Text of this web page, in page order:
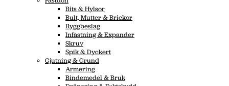
Bits & Hylsor
Bult, Mutter & Brickor
Byggbeslag
Infästning & Expander
Skruv
Spik & Dyckert
Gjutning & Grund
Armering
Bindemedel & Bruk